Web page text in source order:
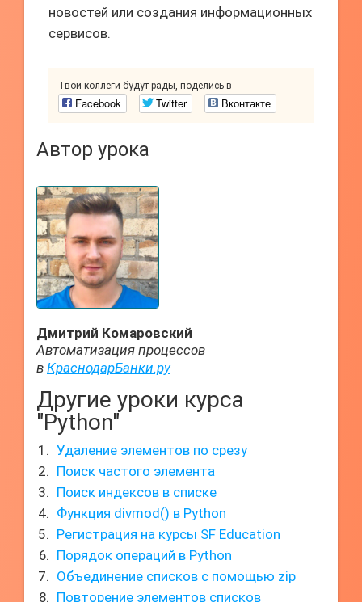
новостей или создания информационных
сервисов.
Твои коллеги будут рады, поделись в
Facebook Twitter Вконтакте
Автор урока
Дмитрий Комаровский
Автоматизация процессов
в КраснодарБанки.ру
Другие уроки курса
"Python"
Удаление элементов по срезу
Поиск частого элемента
Поиск индексов в списке
Функция divmod() в Python
Регистрация на курсы SF Education
Порядок операций в Python
Объединение списков с помощью zip
Повторение элементов списков